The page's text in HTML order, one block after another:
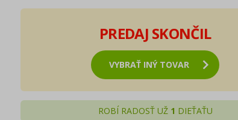
PREDAJ SKONČIL
VYBRAŤ INÝ TOVAR
ROBÍ RADOSŤ UŽ 1 DIEŤAŤU